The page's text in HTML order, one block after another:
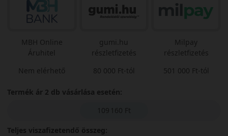
MBH Online
Áruhitel
Nem elérhető
gumi.hu
részletfizetés
80 000 Ft-tól
Milpay
részletfizetés
501 000 Ft-tól
Termék ár 2 db vásárlása esetén:
109 160 Ft
Teljes viszafizetendő összeg: